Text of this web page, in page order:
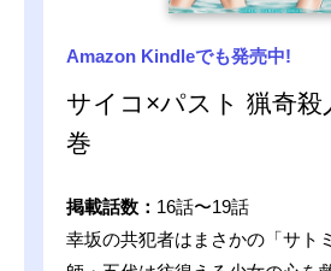
Amazon Kindleでも発売中!
サイコ×パスト 猟奇殺
巻
掲載話数： 16話〜19話
幸坂の共犯者はまさかの「サ